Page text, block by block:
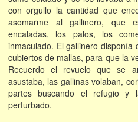
con orgullo la cantidad que
asomarme al gallinero, que
encaladas, los palos, los
inmaculado. El gallinero disponía
cubiertos de mallas, para que la
Recuerdo el revuelo que se
asustaba, las gallinas volaban,
partes buscando el refugio y
perturbado.